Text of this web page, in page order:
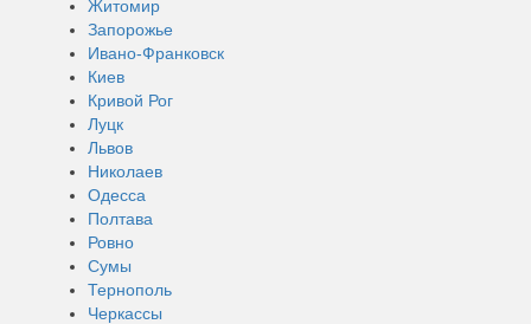
Житомир
Запорожье
Ивано-Франковск
Киев
Кривой Рог
Луцк
Львов
Николаев
Одесса
Полтава
Ровно
Сумы
Тернополь
Черкассы